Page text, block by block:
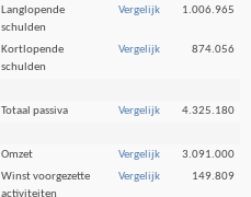
Langlopende
schulden
Vergelijk 1.006.965
Kortlopende
schulden
Vergelijk 874.056
Totaal passiva Vergelijk 4.325.180
Omzet Vergelijk
3.091.000
Winst voorgezette
Vergelijk 149.809